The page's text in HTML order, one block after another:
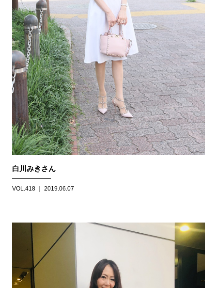
白川みきさん
VOL.418 ｜ 2019.06.07